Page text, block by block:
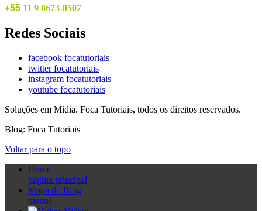
+55 11 9 8673-8507
Redes Sociais
facebook focatutoriais
twitter focatutoriais
instagram focatutoriais
youtube focatutoriais
Soluções em Mídia. Foca Tutoriais, todos os direitos reservados.
Blog: Foca Tutoriais
Voltar para o topo
Home
página principal
Mapa do Blog
menus